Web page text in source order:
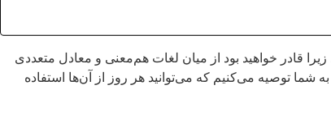
قادر خواهید بود از میان لغات هم‌معنی و معادل متعددی
به شما توصیه می‌کنیم که می‌توانید هر روز از آن‌ها استفاده